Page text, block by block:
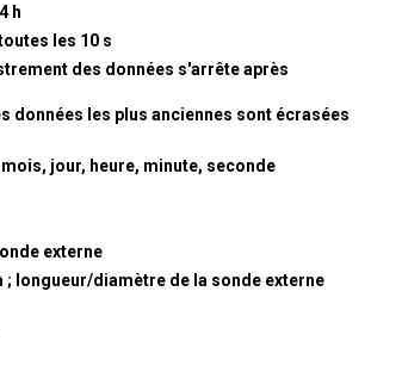
h
les 10 s
des données s'arrête après
données les plus anciennes sont écrasées
jour, heure, minute, seconde
externe
; longueur/diamètre de la sonde externe